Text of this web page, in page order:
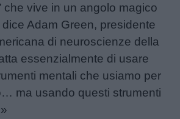
che vive in un angolo magico
Adam Green, presidente
di neuroscienze della
essenzialmente di usare
mentali che usiamo per
ma usando questi strumenti